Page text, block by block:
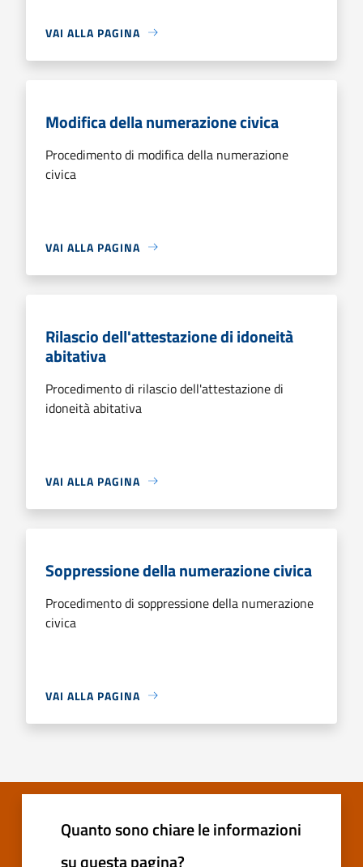
VAI ALLA PAGINA
Modifica della numerazione civica
Procedimento di modifica della numerazione
civica
VAI ALLA PAGINA
Rilascio dell'attestazione di idoneità
abitativa
Procedimento di rilascio dell'attestazione di
idoneità abitativa
VAI ALLA PAGINA
Soppressione della numerazione civica
Procedimento di soppressione della numerazione
civica
VAI ALLA PAGINA
Quanto sono chiare le informazioni
su questa pagina?